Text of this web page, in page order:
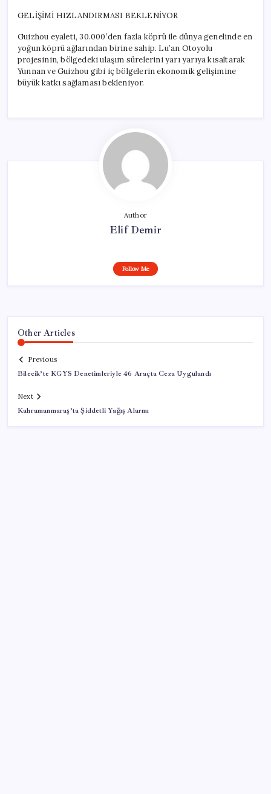
GELİŞİMİ HIZLANDIRMASI BEKLENİYOR
Guizhou eyaleti, 30.000’den fazla köprü ile dünya genelinde en
yoğun köprü ağlarından birine sahip. Lu’an Otoyolu
projesinin, bölgedeki ulaşım sürelerini yarı yarıya kısaltarak
Yunnan ve Guizhou gibi iç bölgelerin ekonomik gelişimine
büyük katkı sağlaması bekleniyor.
Author
Elif Demir
Follow Me
Other Articles
Previous
Bilecik’te KGYS Denetimleriyle 46 Araçta Ceza Uygulandı
Next
Kahramanmaraş’ta Şiddetli Yağış Alarmı